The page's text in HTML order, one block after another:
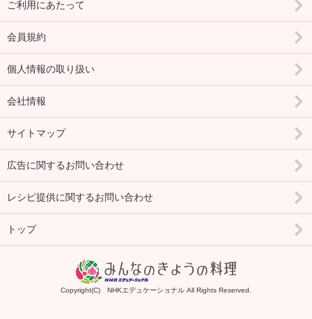
ご利用にあたって
会員規約
個人情報の取り扱い
会社情報
サイトマップ
広告に関するお問い合わせ
レシピ提供に関するお問い合わせ
トップ
Copyright(C) NHKエデュケーショナル All Rights Reserved.